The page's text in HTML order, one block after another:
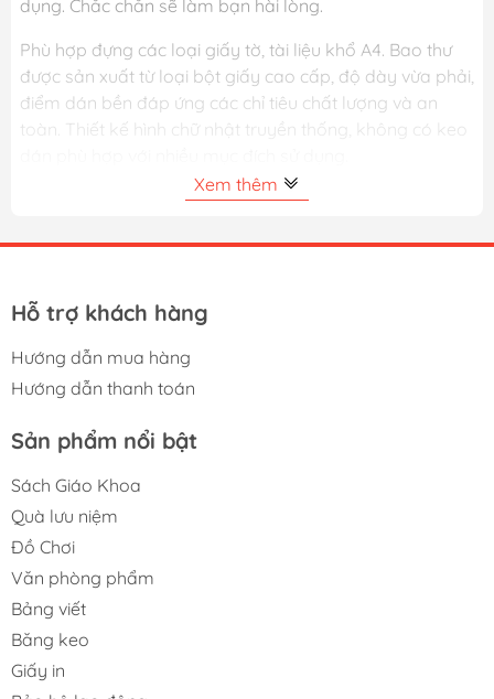
dụng. Chắc chắn sẽ làm bạn hài lòng.
Phù hợp đựng các loại giấy tờ, tài liệu khổ A4. Bao thư
được sản xuất từ loại bột giấy cao cấp, độ dày vừa phải,
điểm dán bền đáp ứng các chỉ tiêu chất lượng và an
toàn. Thiết kế hình chữ nhật truyền thống, không có keo
Bao thư A4 là loại bao thư chuyên dùng trong văn
sơ cho khách hàng ở xa hay dùng để đựng các quyết
Sản phẩm không có mùi khó chịu, không độc hại giúp
bạn an tâm hơn khi sử dụng
Xem thêm
Hỗ trợ khách hàng
Hướng dẫn mua hàng
Hướng dẫn thanh toán
Sản phẩm nổi bật
Sách Giáo Khoa
Quà lưu niệm
Đồ Chơi
Văn phòng phẩm
Bảng viết
Băng keo
Giấy in